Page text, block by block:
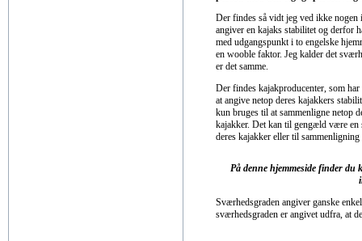
Der findes så vidt jeg ved ikke nogen
angiver en kajaks stabilitet og derfor
med udgangspunkt i to engelske
en wooble faktor. Jeg kalder det
er det samme.
Der findes kajakproducenter, som
at angive netop deres kajakkers
kun bruges til at sammenligne netop
kajakker. Det kan til gengæld være
deres kajakker eller til
På denne hjemmeside finder du
Sværhedsgraden angiver ganske
sværhedsgraden er angivet udfra, at